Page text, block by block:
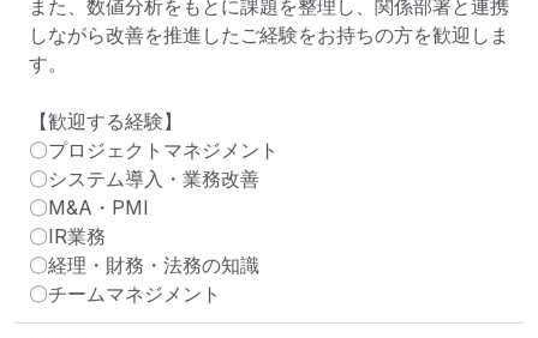
また、数値分析をもとに課題を整理し、関係部署と連携
しながら改善を推進したご経験をお持ちの方を歓迎しま
す。
【歓迎する経験】
〇プロジェクトマネジメント
〇システム導入・業務改善
〇M&A・PMI
〇IR業務
〇経理・財務・法務の知識
〇チームマネジメント